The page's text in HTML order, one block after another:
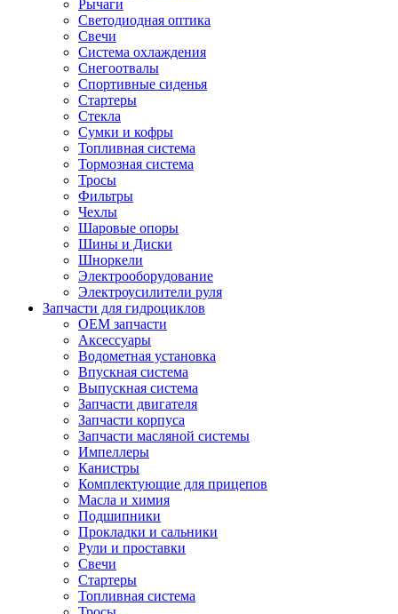
Рычаги
Светодиодная оптика
Свечи
Система охлаждения
Снегоотвалы
Спортивные сиденья
Стартеры
Стекла
Сумки и кофры
Топливная система
Тормозная система
Тросы
Фильтры
Чехлы
Шаровые опоры
Шины и Диски
Шноркели
Электрооборудование
Электроусилители руля
Запчасти для гидроциклов
OEM запчасти
Аксессуары
Водометная установка
Впускная система
Выпускная система
Запчасти двигателя
Запчасти корпуса
Запчасти масляной системы
Импеллеры
Канистры
Комплектующие для прицепов
Масла и химия
Подшипники
Прокладки и сальники
Рули и проставки
Свечи
Стартеры
Топливная система